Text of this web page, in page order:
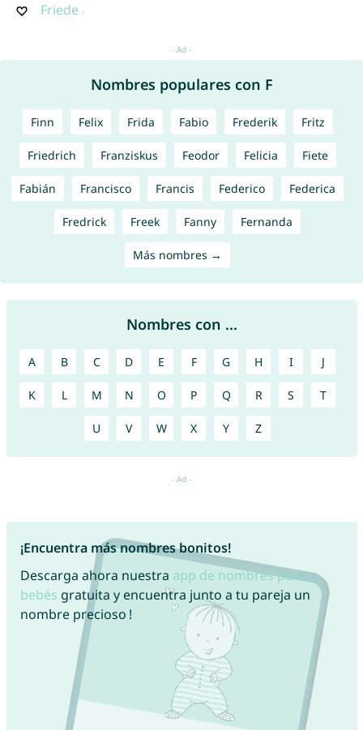
Friede
Nombres populares con F
Finn Felix Frida Fabio Frederik Fritz
Friedrich Franziskus Feodor Felicia Fiete
Fabián Francisco Francis Federico Federica
Fredrick Freek Fanny Fernanda
Más nombres →
Nombres con ...
A B C D E F G H I J
K L M N O P Q R S T
U V W X Y Z
¡Encuentra más nombres bonitos!
Descarga ahora nuestra app de nombres para
bebés gratuita y encuentra junto a tu pareja un
nombre precioso !